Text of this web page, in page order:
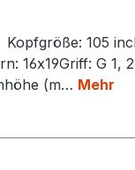
105
16x19Griff: G 1,
(m… Mehr